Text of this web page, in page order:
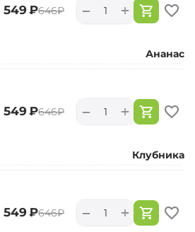
‍549‍ ₽‍646‍₽ +
−
Ананас
‍549‍ ₽‍646‍₽ +
−
Клубника
‍549‍ ₽‍646‍₽ +
−